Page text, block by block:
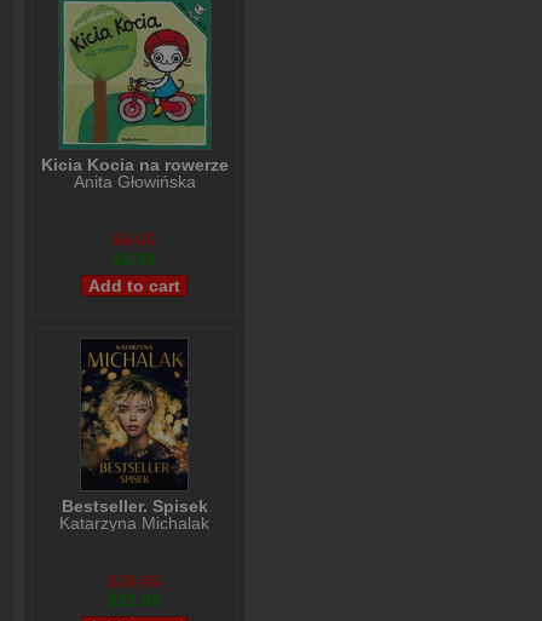
Kicia Kocia na rowerze
Anita Głowińska
$8,00
$6,99
Bestseller. Spisek
Katarzyna Michalak
$29,99
$22,99